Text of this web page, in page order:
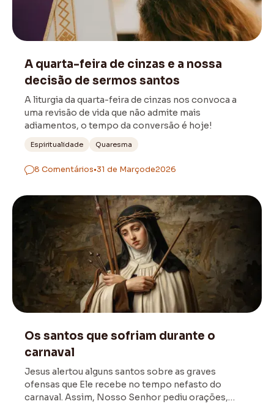
A quarta-feira de cinzas e a nossa
decisão de sermos santos
A liturgia da quarta-feira de cinzas nos convoca a
uma revisão de vida que não admite mais
adiamentos, o tempo da conversão é hoje!
Espiritualidade Quaresma
8 Comentários•31 de Marçode2026
Os santos que sofriam durante o
carnaval
Jesus alertou alguns santos sobre as graves
ofensas que Ele recebe no tempo nefasto do
carnaval. Assim, Nosso Senhor pediu orações,